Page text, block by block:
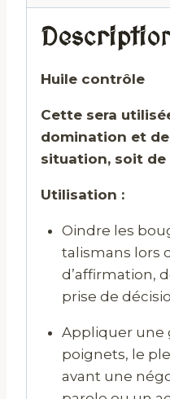
Huile contrôle
Cette sera
domination et
situation, soit de
Utilisation :
Oindre les
talismans lors
d’affirmation,
prise de
Appliquer une
poignets, le
avant une